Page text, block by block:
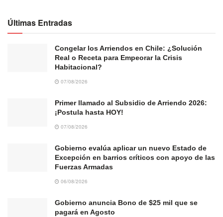
Últimas Entradas
Congelar los Arriendos en Chile: ¿Solución
Real o Receta para Empeorar la Crisis
Habitacional?
07/08/2026
Primer llamado al Subsidio de Arriendo 2026:
¡Postula hasta HOY!
07/08/2026
Gobierno evalúa aplicar un nuevo Estado de
Excepción en barrios críticos con apoyo de las
Fuerzas Armadas
06/08/2026
Gobierno anuncia Bono de $25 mil que se
pagará en Agosto